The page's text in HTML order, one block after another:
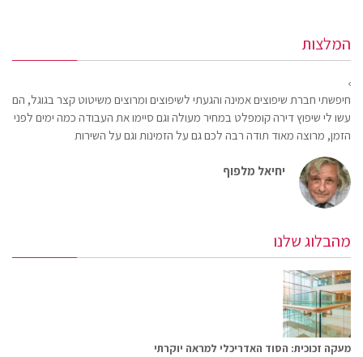
המלצות
חיפשתי חברת שיפוצים אמינה והגעתי לשיפוצים ומרוצים משיטוט קצר בגוגל, הם
עשו לי שיפוץ דירה קומפלט במחיר מעולה וגם סיימו את העבודה כמה ימים לפני
הזמן, מרוצה מאוד תודה רבה לכם גם על הזמינות וגם על השירות
יחיאל מלפוף
מהבלוג שלנו
מעקה זכוכית: הסוד האדריכלי למראה יוקרתי